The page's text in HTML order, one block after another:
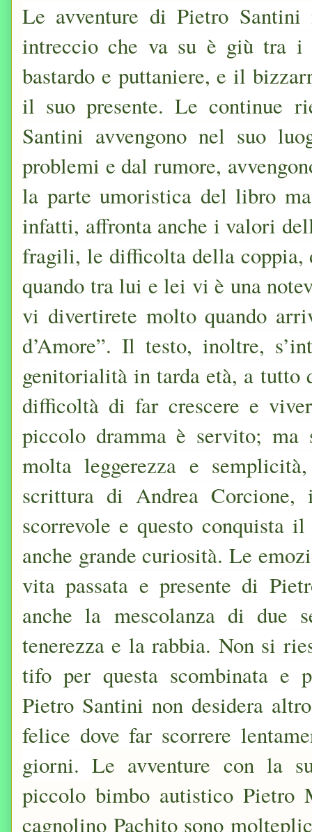
Le avventure di Pietro
intreccio che va su è giù tra i
bastardo e puttaniere, e il
il suo presente. Le continue
Santini avvengono nel suo
problemi e dal rumore,
la parte umoristica del libro
infatti, affronta anche i valori
fragili, le difficolta della coppia,
quando tra lui e lei vi è una
vi divertirete molto quando
d’Amore”. Il testo, inoltre,
genitorialità in tarda età, a tutto
difficoltà di far crescere e
piccolo dramma è servito;
molta leggerezza e
scrittura di Andrea
scorrevole e questo conquista
anche grande curiosità. Le
vita passata e presente di
anche la mescolanza di due
tenerezza e la rabbia. Non si
tifo per questa scombinata e
Pietro Santini non desidera
felice dove far scorrere
giorni.Le avventure con la
piccolo bimbo autistico
cagnolino Pachito sono